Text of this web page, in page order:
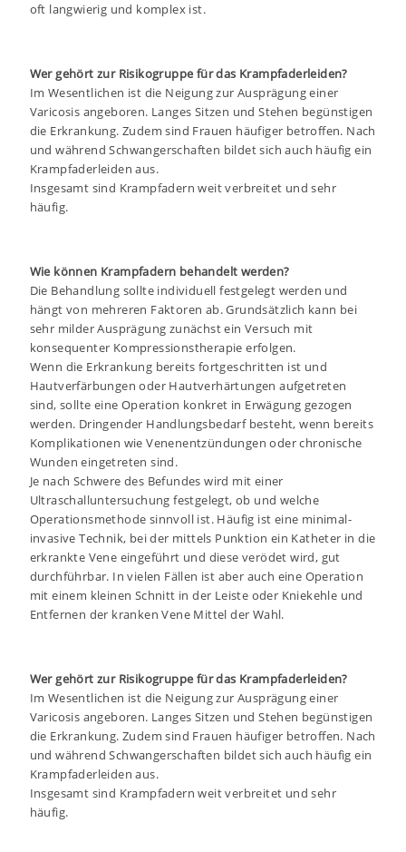
oft langwierig und komplex ist.
Wer gehört zur Risikogruppe für das Krampfaderleiden?
Im Wesentlichen ist die Neigung zur Ausprägung einer
Varicosis angeboren. Langes Sitzen und Stehen begünstigen
die Erkrankung. Zudem sind Frauen häufiger betroffen. Nach
und während Schwangerschaften bildet sich auch häufig ein
Krampfaderleiden aus.
Insgesamt sind Krampfadern weit verbreitet und sehr
häufig.
Wie können Krampfadern behandelt werden?
Die Behandlung sollte individuell festgelegt werden und
hängt von mehreren Faktoren ab. Grundsätzlich kann bei
sehr milder Ausprägung zunächst ein Versuch mit
konsequenter Kompressionstherapie erfolgen.
Wenn die Erkrankung bereits fortgeschritten ist und
Hautverfärbungen oder Hautverhärtungen aufgetreten
sind, sollte eine Operation konkret in Erwägung gezogen
werden. Dringender Handlungsbedarf besteht, wenn bereits
Komplikationen wie Venenentzündungen oder chronische
Wunden eingetreten sind.
Je nach Schwere des Befundes wird mit einer
Ultraschalluntersuchung festgelegt, ob und welche
Operationsmethode sinnvoll ist. Häufig ist eine minimal-
invasive Technik, bei der mittels Punktion ein Katheter in die
erkrankte Vene eingeführt und diese verödet wird, gut
durchführbar. In vielen Fällen ist aber auch eine Operation
mit einem kleinen Schnitt in der Leiste oder Kniekehle und
Entfernen der kranken Vene Mittel der Wahl.
Wer gehört zur Risikogruppe für das Krampfaderleiden?
Im Wesentlichen ist die Neigung zur Ausprägung einer
Varicosis angeboren. Langes Sitzen und Stehen begünstigen
die Erkrankung. Zudem sind Frauen häufiger betroffen. Nach
und während Schwangerschaften bildet sich auch häufig ein
Krampfaderleiden aus.
Insgesamt sind Krampfadern weit verbreitet und sehr
häufig.